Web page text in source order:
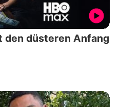
den düsteren Anfang